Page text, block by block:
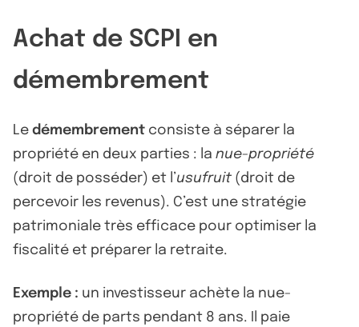
Achat de SCPI en
démembrement
Le démembrement consiste à séparer la
propriété en deux parties : la nue-propriété
(droit de posséder) et l’usufruit (droit de
percevoir les revenus). C’est une stratégie
patrimoniale très efficace pour optimiser la
fiscalité et préparer la retraite.
Exemple : un investisseur achète la nue-
propriété de parts pendant 8 ans. Il paie